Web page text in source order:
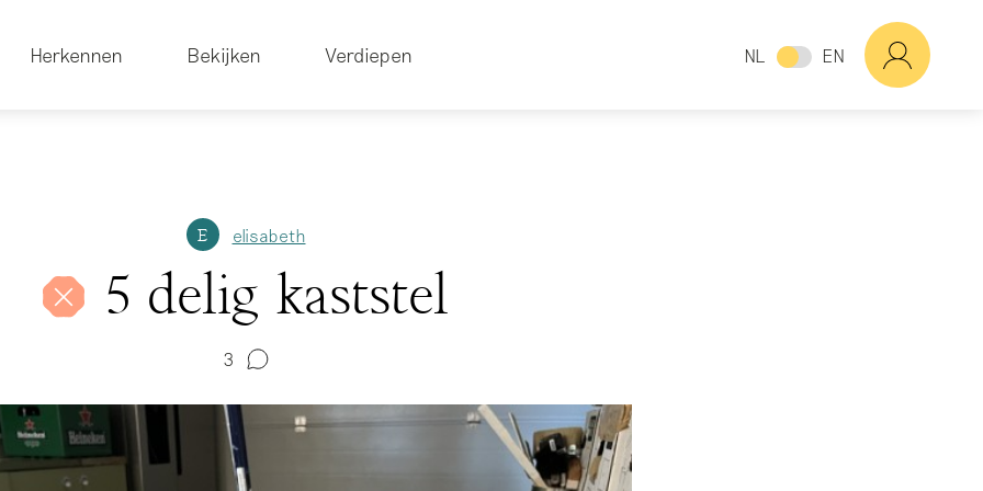
Herkennen Bekijken Verdiepen NL EN
E elisabeth
5 delig kaststel
3